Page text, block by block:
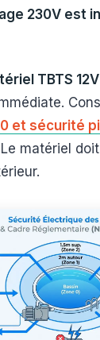
230V est
TBTS
et sécurité
matériel